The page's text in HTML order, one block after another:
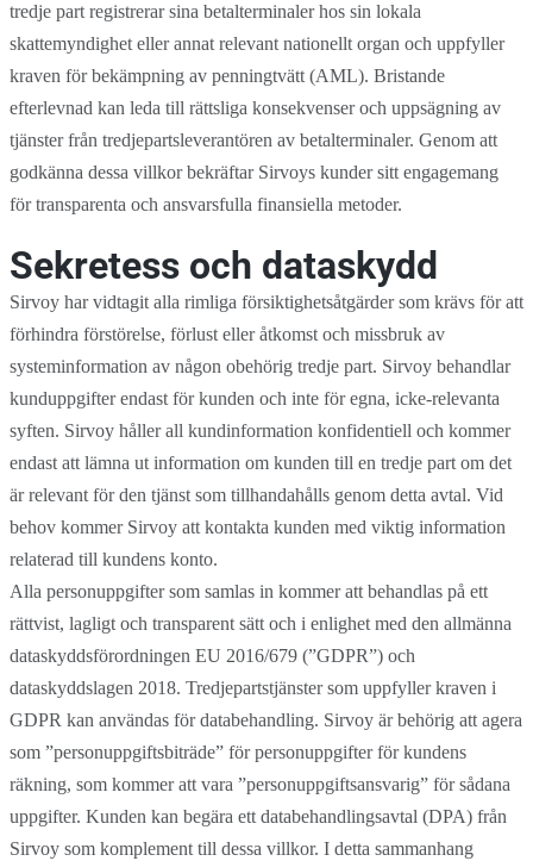
tredje part registrerar sina betalterminaler hos sin lokala
skattemyndighet eller annat relevant nationellt organ och uppfyller
kraven för bekämpning av penningtvätt (AML). Bristande
efterlevnad kan leda till rättsliga konsekvenser och uppsägning av
tjänster från tredjepartsleverantören av betalterminaler. Genom att
godkänna dessa villkor bekräftar Sirvoys kunder sitt engagemang
för transparenta och ansvarsfulla finansiella metoder.
Sekretess och dataskydd
Sirvoy har vidtagit alla rimliga försiktighetsåtgärder som krävs för att
förhindra förstörelse, förlust eller åtkomst och missbruk av
systeminformation av någon obehörig tredje part. Sirvoy behandlar
kunduppgifter endast för kunden och inte för egna, icke-relevanta
syften. Sirvoy håller all kundinformation konfidentiell och kommer
endast att lämna ut information om kunden till en tredje part om det
är relevant för den tjänst som tillhandahålls genom detta avtal. Vid
behov kommer Sirvoy att kontakta kunden med viktig information
relaterad till kundens konto.
Alla personuppgifter som samlas in kommer att behandlas på ett
rättvist, lagligt och transparent sätt och i enlighet med den allmänna
dataskyddsförordningen EU 2016/679 (”GDPR”) och
dataskyddslagen 2018. Tredjepartstjänster som uppfyller kraven i
GDPR kan användas för databehandling. Sirvoy är behörig att agera
som ”personuppgiftsbiträde” för personuppgifter för kundens
räkning, som kommer att vara ”personuppgiftsansvarig” för sådana
uppgifter. Kunden kan begära ett databehandlingsavtal (DPA) från
Sirvoy som komplement till dessa villkor. I detta sammanhang